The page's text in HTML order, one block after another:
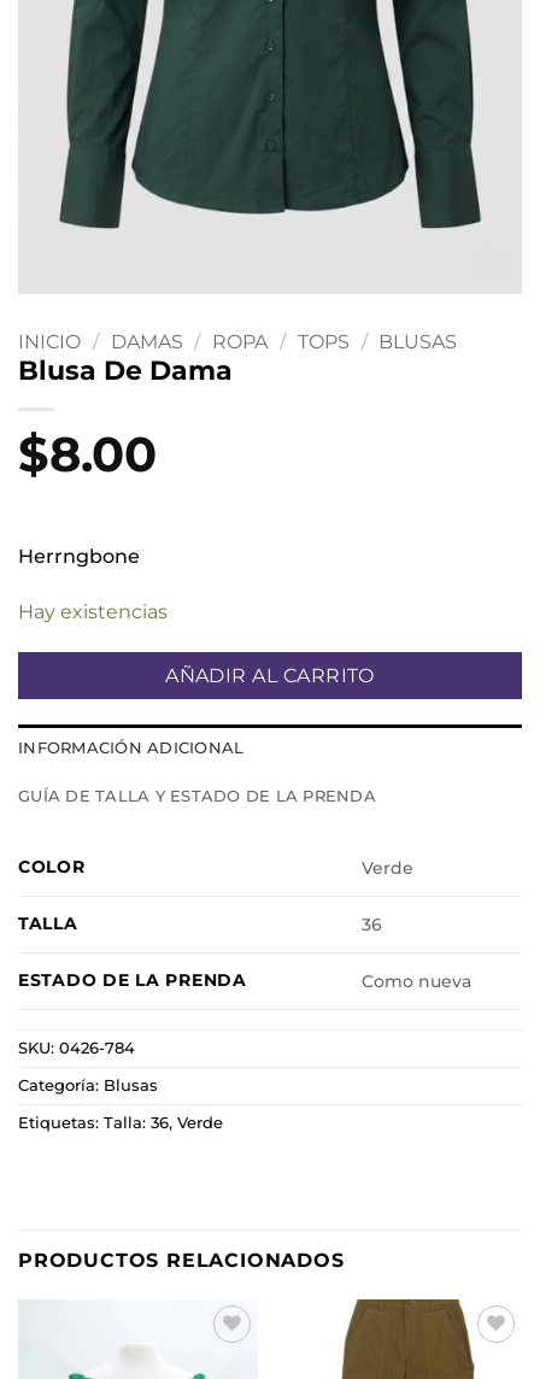
INICIO / DAMAS / ROPA / TOPS / BLUSAS
Blusa De Dama
$8.00
Herrngbone
Hay existencias
AÑADIR AL CARRITO
INFORMACIÓN ADICIONAL
GUÍA DE TALLA Y ESTADO DE LA PRENDA
COLOR Verde
TALLA 36
ESTADO DE LA PRENDA Como nueva
SKU: 0426-784
Categoría: Blusas
Etiquetas: Talla: 36, Verde
PRODUCTOS RELACIONADOS
Añadir